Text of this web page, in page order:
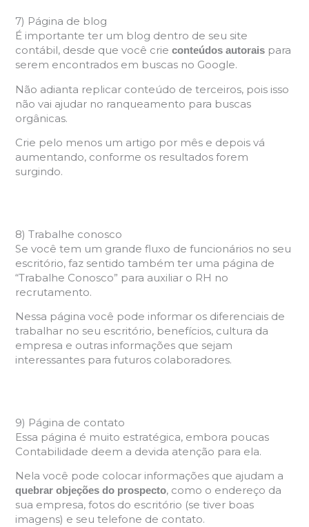
7) Página de blog
É importante ter um blog dentro de seu site
contábil, desde que você crie conteúdos autoraispara
serem encontrados em buscas no Google.
Não adianta replicar conteúdo de terceiros, pois isso
não vai ajudar no ranqueamento para buscas
orgânicas.
Crie pelo menos um artigo por mês e depois vá
aumentando, conforme os resultados forem
surgindo.
8) Trabalhe conosco
Se você tem um grande fluxo de funcionários no seu
escritório, faz sentido também ter uma página de
“Trabalhe Conosco” para auxiliar o RH no
recrutamento.
Nessa página você pode informar os diferenciais de
trabalhar no seu escritório, benefícios, cultura da
empresa e outras informações que sejam
interessantes para futuros colaboradores.
9) Página de contato
Essa página é muito estratégica, embora poucas
Contabilidade deem a devida atenção para ela.
Nela você pode colocar informações que ajudam a
quebrar objeções do prospecto, como o endereço da
sua empresa, fotos do escritório (se tiver boas
imagens) e seu telefone de contato.